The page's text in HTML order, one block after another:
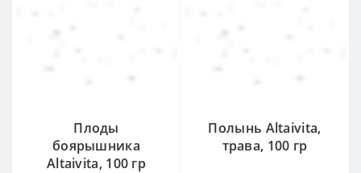
Плоды
боярышника
Altaivita, 100 гр
Полынь Altaivita,
трава, 100 гр